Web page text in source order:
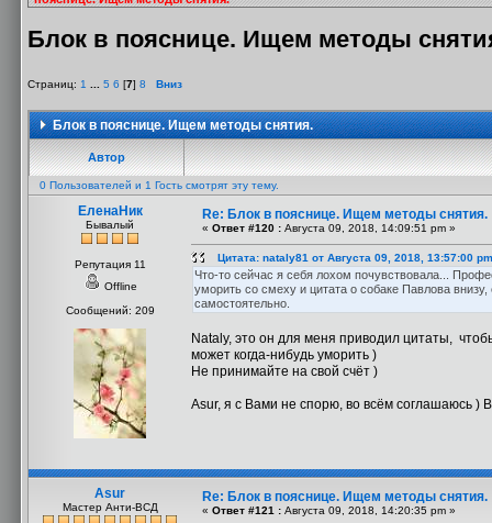
Блок в пояснице. Ищем методы
Страниц: 1 5 6 [7] 8 Вниз
Блок в пояснице. Ищем методы снятия.
Автор
0 Пользователей и 1 Гость смотрят эту тему.
ЕленаНик
Бывалый
Репутация 11
Offline
Сообщений: 209
Re: Блок в пояснице. Ищем методы снятия.
« Ответ #120 : Августа 09, 2018, 14:09:51 pm »
Цитата: nataly81 от Августа 09, 2018, 13:57:00 pm
Что-то сейчас я себя лохом почувствовала...
уморить со смеху и цитата о собаке Павлова
самостоятельно.
Nataly, это он для меня приводил цитаты,
может когда-нибудь уморить )
Не принимайте на свой счёт )
Asur, я с Вами не спорю, во всём соглашаюсь )
Asur
Мастер Анти-ВСД
Re: Блок в пояснице. Ищем методы снятия.
« Ответ #121 : Августа 09, 2018, 14:20:35 pm »